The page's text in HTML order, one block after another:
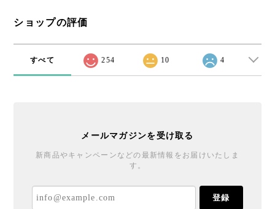
ショップの評価
すべて 254 10 4
メールマガジンを受け取る
新商品やキャンペーンなどの最新情報をお届けいたしま
す。
登録